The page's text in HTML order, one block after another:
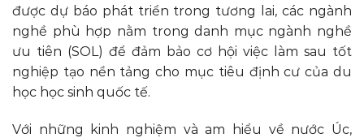
được dự báo phát triển trong tương lai, các ngành
nghề phù hợp nằm trong danh mục ngành nghề
ưu tiên (SOL) để đảm bảo cơ hội việc làm sau tốt
nghiệp tạo nền tảng cho mục tiêu định cư của du
học học sinh quốc tế.
Với những kinh nghiệm và am hiểu về nước Úc,